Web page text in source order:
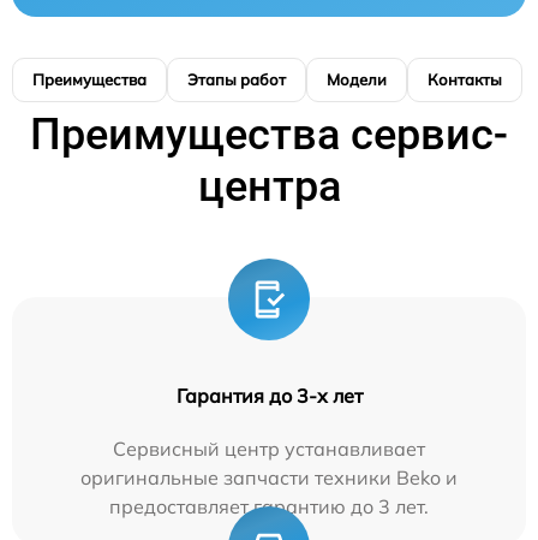
Преимущества Этапы работ Модели Контакты
Преимущества сервис-
центра
Гарантия до 3-х лет
Сервисный центр устанавливает
оригинальные запчасти техники Beko и
предоставляет гарантию до 3 лет.